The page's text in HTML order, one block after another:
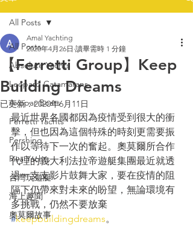
All Posts
Absolute Yachts
Leopard Catamarans
Axopar Boats
Ferretti Yachts
Pershing
Riva Yachts
台灣玩遊艇
海上趣聞
奧莫爾故事
All Posts
【Ferretti Group】Keep
Building Dreams
Amal Yachting
2020年4月26日 讀畢需時 1 分鐘
已更新：2020年6月11日
最近世界各國都因為疫情受到很大的衝
擊，但也因為這個特殊的時刻更需要振
作以等待下一次的奮起。奧莫爾所合作
代理的義大利法拉帝遊艇集團最近就透
過一支支影片鼓舞大家，要在疫情的阻
隔下仍帶來對未來的盼望，無論環境有
多挑戰，仍然不要放棄
#keepbuildingdreams。